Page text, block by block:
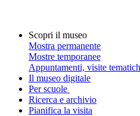
Scopri il museo
Mostra permanente
Mostre temporanee
Appuntamenti, visite
Il museo digitale
Per scuole
Ricerca e archivio
Pianifica la visita